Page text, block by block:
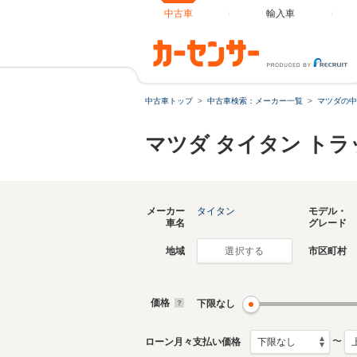
中古車 輸入車
中古車トップ 中古車検索：メーカー一覧 マツダの
マツダ タイタン ト
メーカー
車名
タイタン
モデル・
グレード
地域 選択する 市区町村
価格 下限なし
ローン月々支払い価格 〜